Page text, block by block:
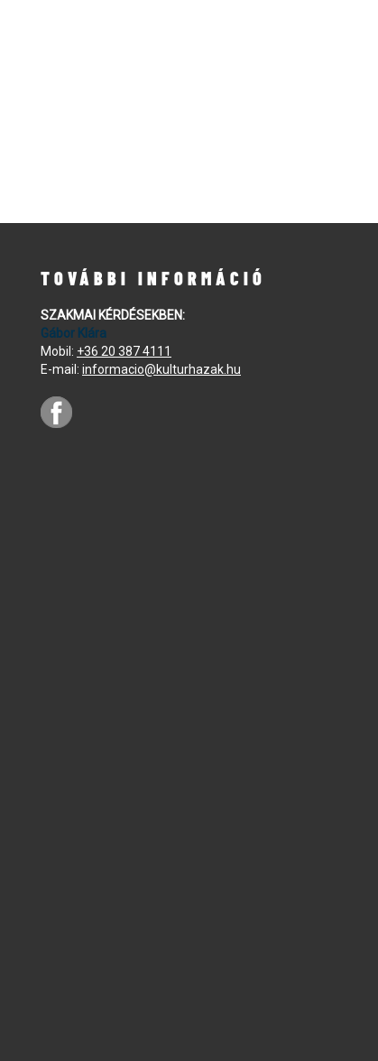
TOVÁBBI INFORMÁCIÓ
SZAKMAI KÉRDÉSEKBEN:
Gábor Klára
Mobil: +36 20 387 4111
E-mail: informacio@kulturhazak.hu